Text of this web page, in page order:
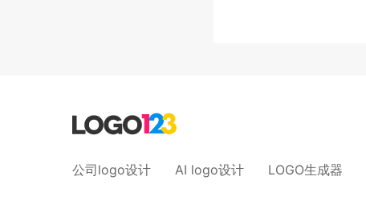
公司logo设计 AI logo设计 LOGO生成器